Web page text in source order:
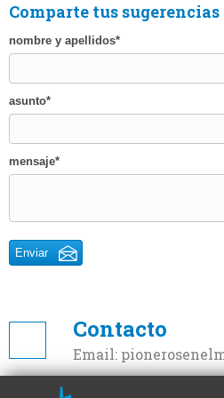
Comparte tus
nombre y apellidos
asunto
mensaje
Enviar
Contacto
Email: